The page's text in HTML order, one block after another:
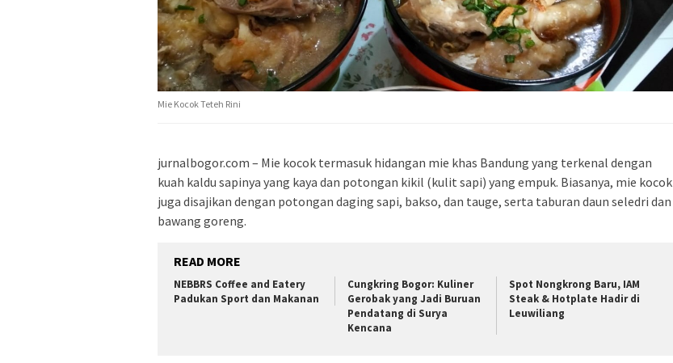
Mie Kocok Teteh Rini
jurnalbogor.com – Mie kocok termasuk hidangan mie khas Bandung yang terkenal dengan
kuah kaldu sapinya yang kaya dan potongan kikil (kulit sapi) yang empuk. Biasanya, mie kocok
juga disajikan dengan potongan daging sapi, bakso, dan tauge, serta taburan daun seledri dan
bawang goreng.
READ MORE
NEBBRS Coffee and Eatery
Padukan Sport dan Makanan
Cungkring Bogor: Kuliner
Gerobak yang Jadi Buruan
Pendatang di Surya
Kencana
Spot Nongkrong Baru, IAM
Steak & Hotplate Hadir di
Leuwiliang